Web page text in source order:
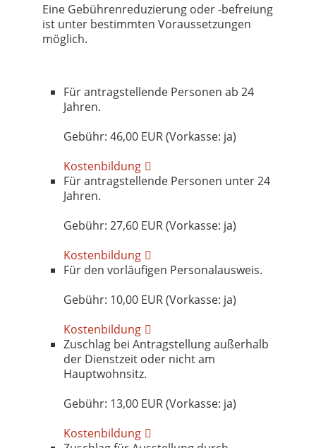
Eine Gebührenreduzierung oder -befreiung
ist unter bestimmten Voraussetzungen
möglich.
Für antragstellende Personen ab 24
Jahren.
Gebühr: 46,00 EUR (Vorkasse: ja)
Kostenbildung
Für antragstellende Personen unter 24
Jahren.
Gebühr: 27,60 EUR (Vorkasse: ja)
Kostenbildung
Für den vorläufigen Personalausweis.
Gebühr: 10,00 EUR (Vorkasse: ja)
Kostenbildung
Zuschlag bei Antragstellung außerhalb
der Dienstzeit oder nicht am
Hauptwohnsitz.
Gebühr: 13,00 EUR (Vorkasse: ja)
Kostenbildung